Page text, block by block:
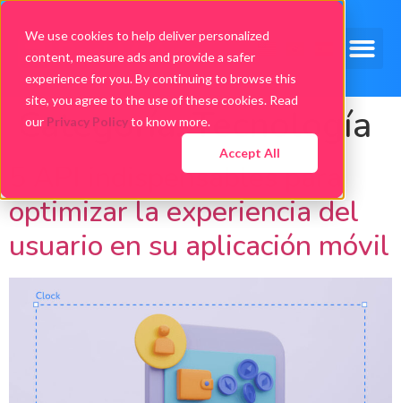
We use cookies to help deliver personalized
content, measure ads and provide a safer
experience for you. By continuing to browse this
site, you agree to the use of these cookies. Read
our Privacy Policyto know more.
Accept All
Categoría:Tecnología
5 API indispensables para
optimizar la experiencia del
usuario en su aplicación móvil